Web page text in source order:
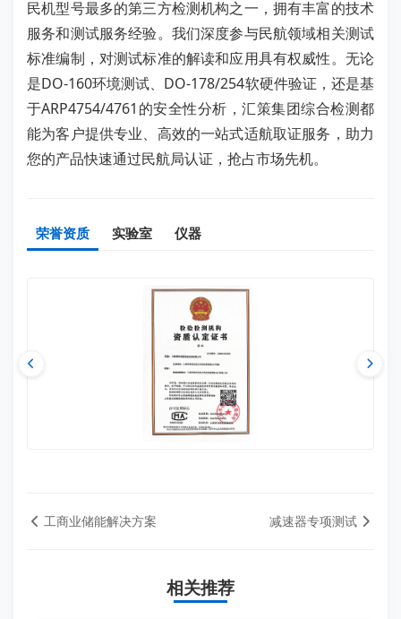
民机型号最多的第三方检测机构之一，拥有丰富的技术
服务和测试服务经验。我们深度参与民航领域相关测试
标准编制，对测试标准的解读和应用具有权威性。无论
是DO-160环境测试、DO-178/254软硬件验证，还是基
于ARP4754/4761的安全性分析，汇策集团综合检测都
能为客户提供专业、高效的一站式适航取证服务，助力
您的产品快速通过民航局认证，抢占市场先机。
荣誉资质 实验室 仪器
工商业储能解决方案 减速器专项测试
相关推荐